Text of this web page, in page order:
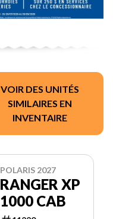
VOIR DES UNITÉS
SIMILAIRES EN
INVENTAIRE
POLARIS 2027
RANGER XP
1000 CAB